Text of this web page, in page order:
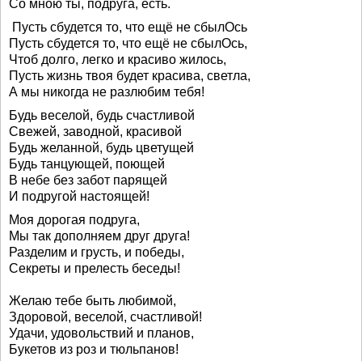
Со мною ты, подруга, есть.
Пусть сбудется то, что ещё не сбылОсь
Пусть сбудется то, что ещё не сбылОсь,
Чтоб долго, легко и красиво жилось,
Пусть жизнь твоя будет красива, светла,
А мы никогда не разлюбим тебя!
Будь веселой, будь счастливой
Свежей, заводной, красивой
Будь желанной, будь цветущей
Будь танцующей, поющей
В небе без забот парящей
И подругой настоящей!
Моя дорогая подруга,
Мы так дополняем друг друга!
Разделим и грусть, и победы,
Секреты и прелесть беседы!
Желаю тебе быть любимой,
Здоровой, веселой, счастливой!
Удачи, удовольствий и планов,
Букетов из роз и тюльпанов!